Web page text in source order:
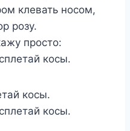
клевать носом,
розу.
просто:
косы.
косы.
косы.